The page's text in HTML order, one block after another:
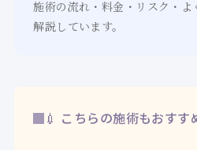
施術の流れ・料金・リスク・よ
解説しています。
💉 こちらの施術もおすす